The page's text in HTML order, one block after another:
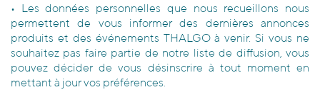
• Les données personnelles que nous recueillons nous
permettent de vous informer des dernières annonces
produits et des événements THALGO à venir. Si vous ne
souhaitez pas faire partie de notre liste de diffusion, vous
pouvez décider de vous désinscrire à tout moment en
mettant à jour vos préférences.